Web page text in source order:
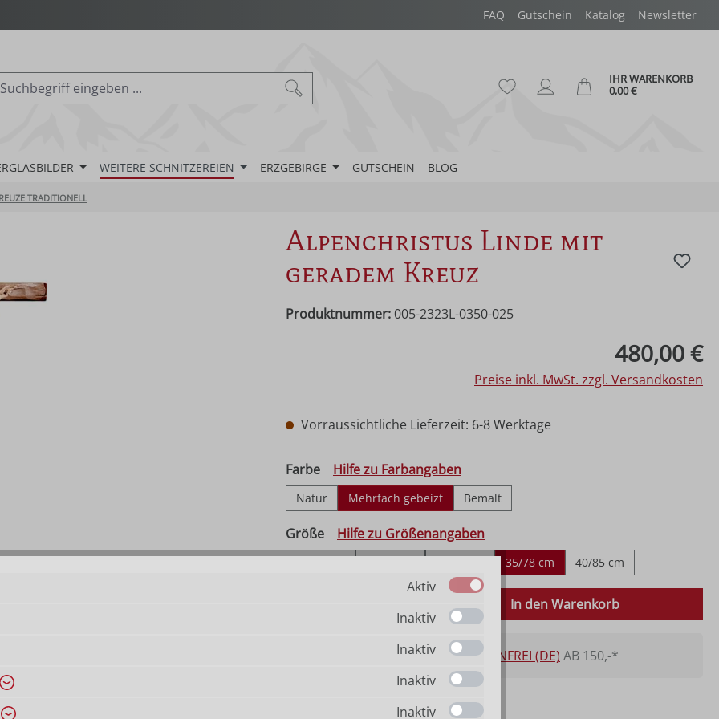
FAQ Gutschein Katalog Newsletter
Du hast 0 Produkte auf dem
IHR WARENKORB
0,00 €
WEITERE SCHNITZEREIEN ERZGEBIRGE GUTSCHEIN BLOG
TRADITIONELL
Alpenchristus Linde mit
geradem Kreuz
Produktnummer: 005-2323L-0350-025
480,00 €
Preise inkl. MwSt. zzgl. Versandkosten
Vorraussichtliche Lieferzeit: 6-8 Werktage
Farbeauswählen
Hilfe zu Farbangaben
Natur Mehrfach gebeizt Bemalt
Größeauswählen
Hilfe zu Größenangaben
35/78 cm 40/85 cm
Produkt Anzahl: Gib den gewünschten Wert
In den Warenkorb
VERSANDKOSTENFREI (DE) AB 150,-*
Aktiv
Inaktiv
Inaktiv
Inaktiv
Inaktiv